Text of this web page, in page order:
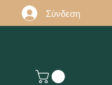
Σύνδεση